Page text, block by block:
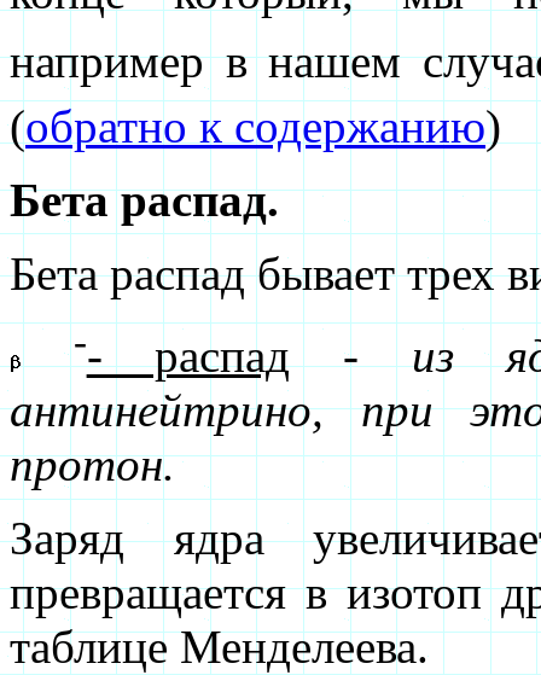
например в нашем
(обратно к содержанию)
Бета распад.
Бета распад бывает трех
-- распад-из
антинейтрино, при
протон.
Заряд ядра
превращается в изотоп
таблице Менделеева.